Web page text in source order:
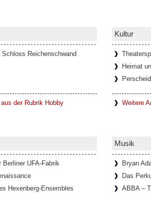
Ponte del Diavolo - Teufelsbrücke
In einem kleinen Ort mit dem Namen
Diavolo, die [Weiterlesen...]
Um Schloss Köpenick rankt sich eine
ehemalige Burg auf der Schlossinsel, mit
ausgezeichnete
[Weiterlesen...]
Reichenschwand
der Rubrik Hobby
Kultur
Heimat
Weitere
Berliner UFA-Fabrik
Hexenberg-Ensembles
Musik
Bryan
Das
ABBA –